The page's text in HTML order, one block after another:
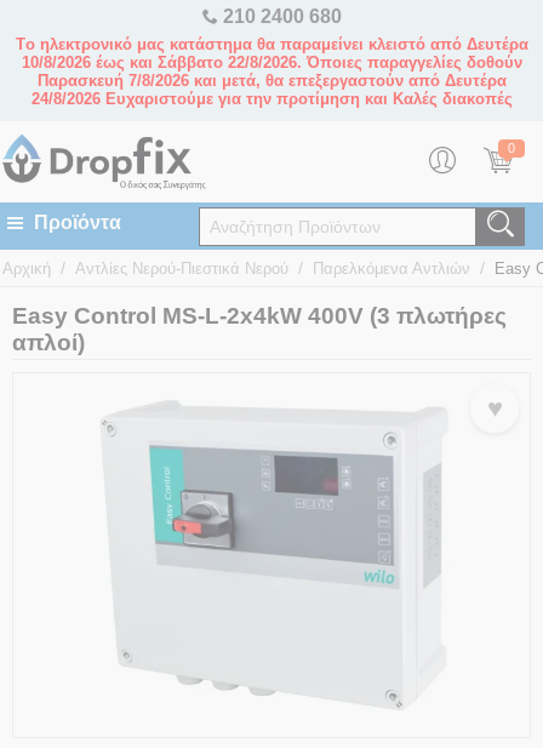
210 2400 680
Tο ηλεκτρονικό μας κατάστημα θα παραμείνει κλειστό από Δευτέρα
10/8/2026 έως και Σάββατο 22/8/2026. Όποιες παραγγελίες δοθούν
Παρασκευή 7/8/2026 και μετά, θα επεξεργαστούν από Δευτέρα
24/8/2026 Ευχαριστούμε για την προτίμηση και Καλές διακοπές
0
Αρχική / Αντλίες Νερού-Πιεστικά Νερού / Παρελκόμενα Αντλιών / Easy
Easy Control MS-L-2x4kW 400V (3 πλωτήρες
απλοί)
♥